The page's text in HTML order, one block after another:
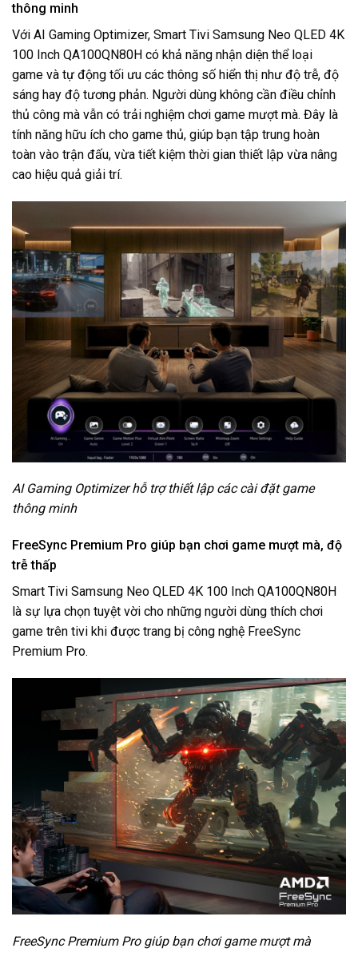
thông minh
Với AI Gaming Optimizer, Smart Tivi Samsung Neo QLED 4K
100 Inch QA100QN80H có khả năng nhận diện thể loại
game và tự động tối ưu các thông số hiển thị như độ trễ, độ
sáng hay độ tương phản. Người dùng không cần điều chỉnh
thủ công mà vẫn có trải nghiệm chơi game mượt mà. Đây là
tính năng hữu ích cho game thủ, giúp bạn tập trung hoàn
toàn vào trận đấu, vừa tiết kiệm thời gian thiết lập vừa nâng
cao hiệu quả giải trí.
AI Gaming Optimizer hỗ trợ thiết lập các cài đặt game
thông minh
FreeSync Premium Pro giúp bạn chơi game mượt mà, độ
trễ thấp
Smart Tivi Samsung Neo QLED 4K 100 Inch QA100QN80H
là sự lựa chọn tuyệt vời cho những người dùng thích chơi
game trên tivi khi được trang bị công nghệ FreeSync
Premium Pro.
FreeSync Premium Pro giúp bạn chơi game mượt mà